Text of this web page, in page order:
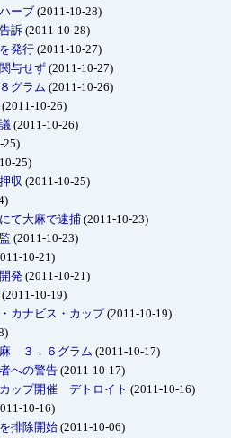
ーブ(2011-10-28)
訴 (2011-10-28)
発行 (2011-10-27)
与せず (2011-10-27)
グラム (2011-10-26)
(2011-10-26)
(2011-10-26)
25)
25)
収 (2011-10-25)
て大麻で逮捕 (2011-10-23)
(2011-10-23)
10-21)
発(2011-10-21)
(2011-10-19)
カナビス・カップ(2011-10-19)
３．６グラム (2011-10-17)
への警告 (2011-10-17)
ップ開催 デトロイト (2011-10-16)
10-16)
排除開始 (2011-10-06)